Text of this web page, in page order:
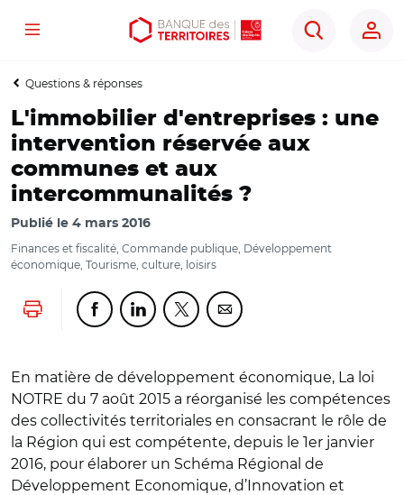
Aller
contenu
Aller
menu
Ouvrir
outils
Menu
Rechercher
Questions & réponses
L'immobilier d'entreprises : une
intervention réservée aux
communes et aux
intercommunalités ?
Publié le 4 mars 2016
Finances et fiscalité, Commande publique, Développement
économique, Tourisme, culture, loisirs
Lancer l'impressionPartager cette page sur Facebook
Partager cette page sur Linkedin
Partager cette page sur Twitter
Partager cette page sur
En matière de développement économique, La loi
NOTRE du 7 août 2015 a réorganisé les compétences
des collectivités territoriales en consacrant le rôle de
la Région qui est compétente, depuis le 1er janvier
2016, pour élaborer un Schéma Régional de
Développement Economique, d’Innovation et